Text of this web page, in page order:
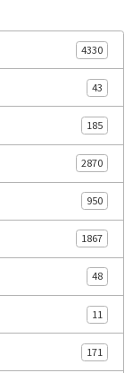
4330
43
185
2870
950
1867
48
11
171